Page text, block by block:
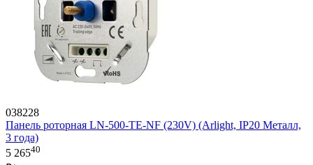
038228
Панель роторная LN-500-TE-NF (230V) (Arlight, IP20 Металл,
3 года)
5 26540